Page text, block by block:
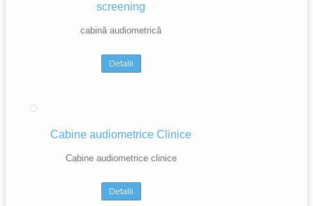
screening
cabină audiometrică
Detalii
Cabine audiometrice Clinice
Cabine audiometrice clinice
Detalii